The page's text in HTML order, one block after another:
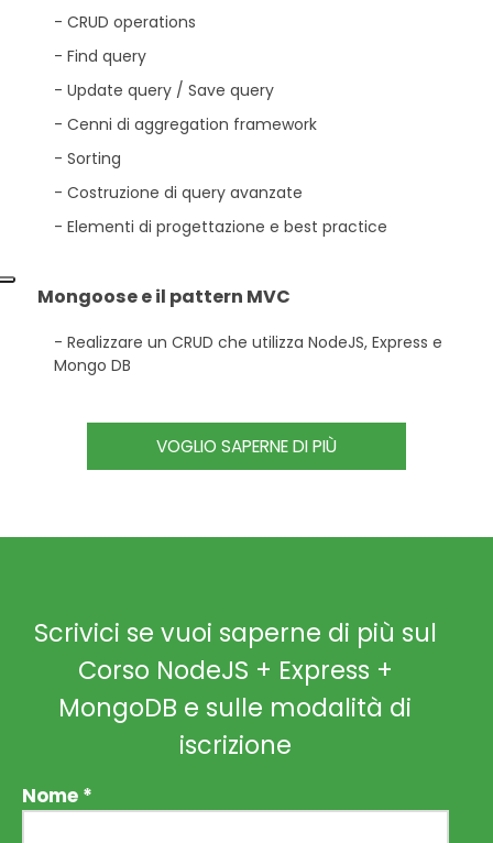
CRUD operations
Find query
Update query / Save query
Cenni di aggregation framework
Sorting
Costruzione di query avanzate
Elementi di progettazione e best practice
Mongoose e il pattern MVC
Realizzare un CRUD che utilizza NodeJS, Express e
Mongo DB
VOGLIO SAPERNE DI PIÙ
Scrivici se vuoi saperne di più sul
Corso NodeJS + Express +
MongoDB e sulle modalità di
iscrizione
Nome *